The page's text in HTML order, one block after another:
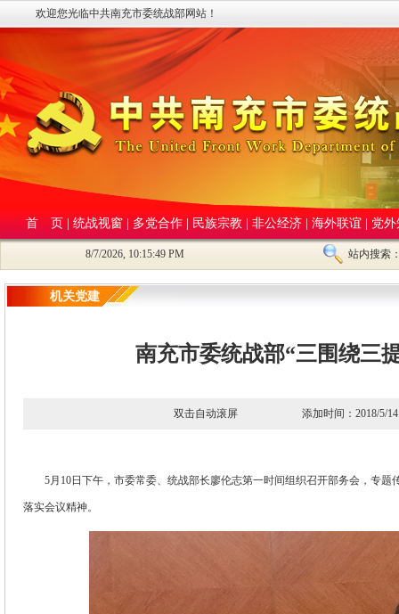
欢迎您光临中共南充市委统战部网站！
首 页 |统战视窗 多党合作 民族宗教 |非公经济 |海外联谊 党
8/7/2026, 10:15:49 PM 站内搜索
机关党建
南充市委统战部“三围绕三
双击自动滚屏 添加时间：
5月10日下午，市委常委、统战部长廖伦志第一时间组织召开部务会，专题
落实会议精神。